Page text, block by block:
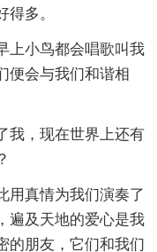
多。
上小鸟都会唱歌叫我
便会与我们和谐相
我，现在世界上还有
用真情为我们演奏了
遍及天地的爱心是我
的朋友，它们和我们